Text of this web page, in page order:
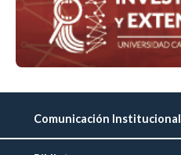
Comunicación Institucional